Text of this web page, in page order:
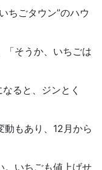
ちごタウン”のハウ
「そうか、いちごは
ると、ジンとく
もあり、12月から
。いちごも値上げせ